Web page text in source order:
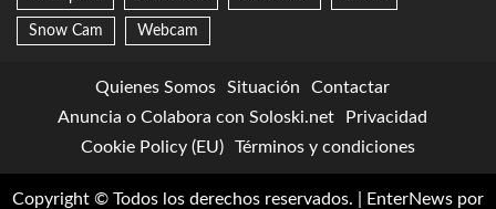
Snow Cam Webcam
Quienes Somos Situación
Contactar
Anuncia o Colabora con Soloski.net
Privacidad
Cookie Policy (EU)
Términos y condiciones
Copyright © Todos los derechos reservados. EnterNews por